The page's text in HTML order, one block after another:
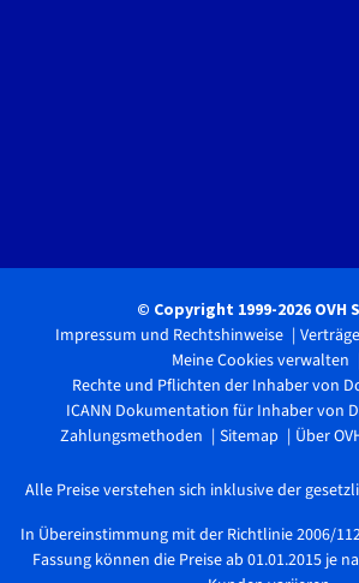
© Copyright 1999-2026 OVH
Impressum und Rechtshinweise Verträge
Meine Cookies verwalten
Rechte und Pflichten der Inhaber von
ICANN Dokumentation für Inhaber von
Zahlungsmethoden
Sitemap Über
Alle Preise verstehen sich inklusive der
In Übereinstimmung mit der Richtlinie 2006/
Fassung können die Preise ab 01.01.2015 je